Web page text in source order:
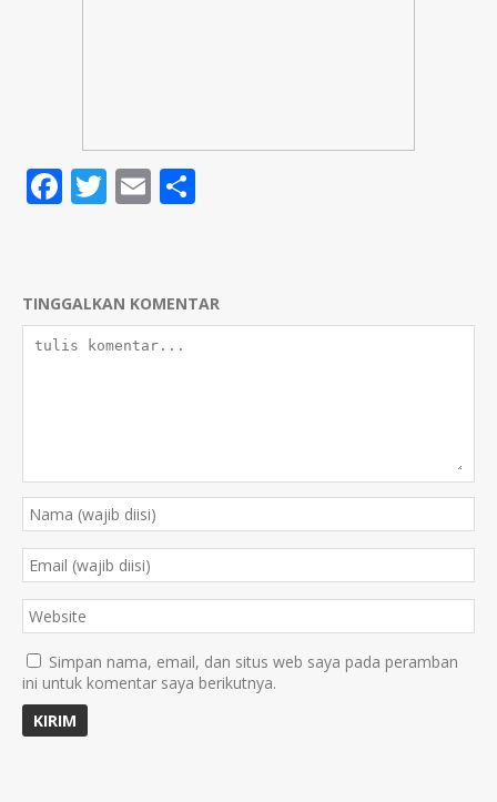
Facebook
Twitter
Email
TINGGALKAN KOMENTAR
Simpan nama, email, dan situs web saya pada peramban
ini untuk komentar saya berikutnya.